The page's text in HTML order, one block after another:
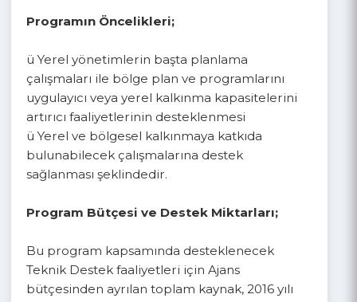
ü Yerel yönetimlerin başta planlama
çalışmaları ile bölge plan ve programlarını
uygulayıcı veya yerel kalkınma kapasitelerini
artırıcı faaliyetlerinin desteklenmesi
ü Yerel ve bölgesel kalkınmaya katkıda
sağlanması şeklindedir.
Program Bütçesi ve Destek Miktarları;
Bu program kapsamında desteklenecek